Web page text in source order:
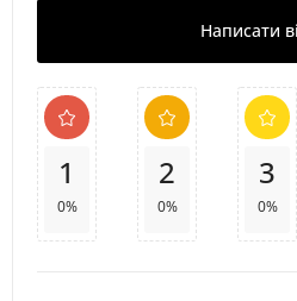
Написати
1
0%
2
0%
3
0%